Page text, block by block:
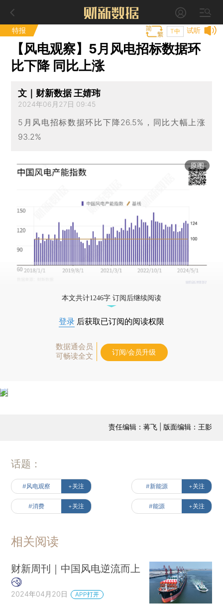
特报 试听
T中
【风电观察】5月风电招标数据环
比下降 同比上涨
文｜财新数据 王婧玮
2024年06月27日 09:45
5月风电招标数据环比下降26.5%，同比大幅上涨
93.2%
原图
本文共计1246字 订阅后继续阅读
登录 后获取已订阅的阅读权限
数据通会员
可畅读全文
订阅/会员升级
责任编辑：蒋飞 | 版面编辑：王影
话题：
#风电观察 +关注 #新能源 +关注
#消费 +关注 #能源 +关注
相关阅读
财新周刊｜中国风电逆流而上
2024年04月20日 APP打开